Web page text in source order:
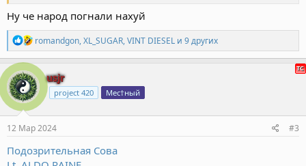
Ну че народ погнали нахуй
Р
е
а
к
ц
и
и
:
romandgon,XL_SUGAR,VINT DIESEL и 9 других
usjr
project 420 Мес†ный
12 Мар 2024 #3
Подозрительная Сова